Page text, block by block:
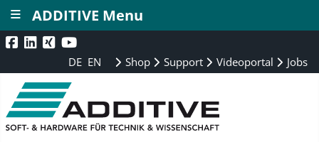
DE EN Shop Support Videoportal Jobs
ADDITIVE Menu
≡